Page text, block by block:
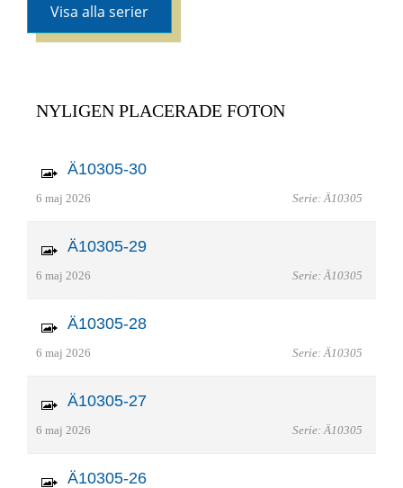
Visa alla serier
NYLIGEN PLACERADE FOTON
Ä10305-30
6 maj 2026 Serie: Ä10305
Ä10305-29
6 maj 2026 Serie: Ä10305
Ä10305-28
6 maj 2026 Serie: Ä10305
Ä10305-27
6 maj 2026 Serie: Ä10305
Ä10305-26